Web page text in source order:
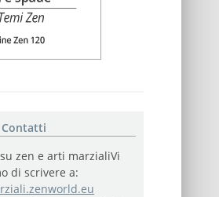
Contatti
zen e arti marzialiVi
di scrivere a: